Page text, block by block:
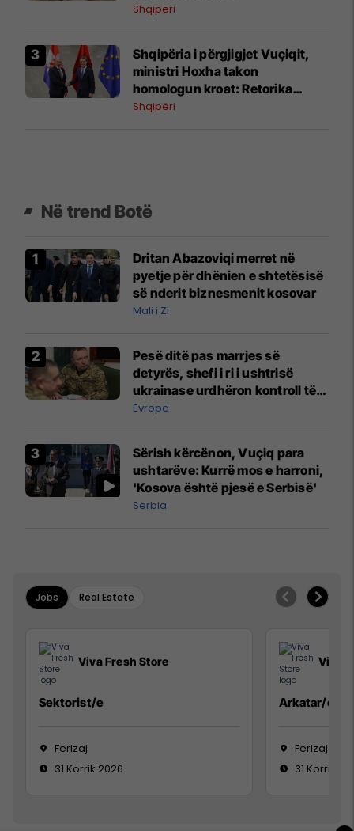
Shqipëri
Shqipëria i përgjigjet Vuçiqit,
ministri Hoxha takon
homologun kroat: Retorika
nacionaliste s’mund të tërheqë
Shqipëri
Në trend Botë
Dritan Abazoviqi merret në
pyetje për dhënien e shtetësisë
së nderit biznesmenit kosovar
Mali i Zi
Pesë ditë pas marrjes së
detyrës, shefi i ri i ushtrisë
ukrainase urdhëron kontroll të
madh
Evropa
Sërish kërcënon, Vuçiq para
ushtarëve: Kurrë mos e harroni,
'Kosova është pjesë e Serbisë'
Serbia
Jobs Real Estate
Viva Fresh Store
Sektorist/e
Ferizaj
31 Korrik 2026
Viva
Arkatar/e
Ferizaj
31 Korrik